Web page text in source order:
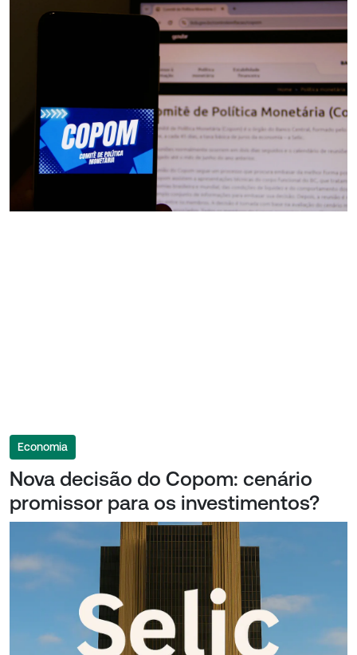
Economia
Nova decisão do Copom: cenário
promissor para os investimentos?